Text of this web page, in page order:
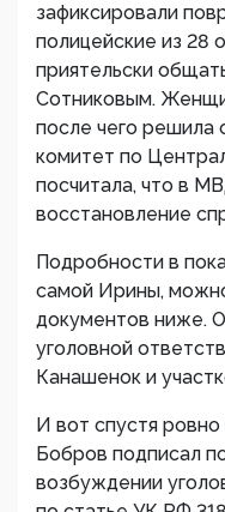
зафиксировали
полицейские из 28
приятельски
Сотниковым.
после чего решила
комитет по
посчитала, что в
восстановление
Подробности в
самой Ирины,
документов ниже.
уголовной
Канашенок и
И вот спустя
Бобров подписал
возбуждении